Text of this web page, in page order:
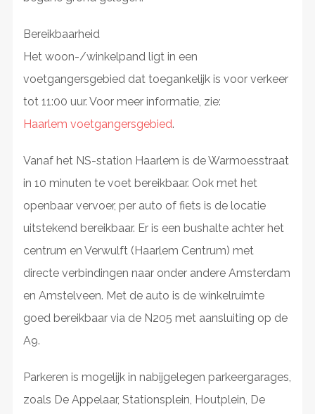
Bereikbaarheid
Het woon-/winkelpand ligt in een
voetgangersgebied dat toegankelijk is voor verkeer
tot 11:00 uur. Voor meer informatie, zie:
Haarlem voetgangersgebied.
Vanaf het NS-station Haarlem is de Warmoesstraat
in 10 minuten te voet bereikbaar. Ook met het
openbaar vervoer, per auto of fiets is de locatie
uitstekend bereikbaar. Er is een bushalte achter het
centrum en Verwulft (Haarlem Centrum) met
directe verbindingen naar onder andere Amsterdam
en Amstelveen. Met de auto is de winkelruimte
goed bereikbaar via de N205 met aansluiting op de
A9.
Parkeren is mogelijk in nabijgelegen parkeergarages,
zoals De Appelaar, Stationsplein, Houtplein, De